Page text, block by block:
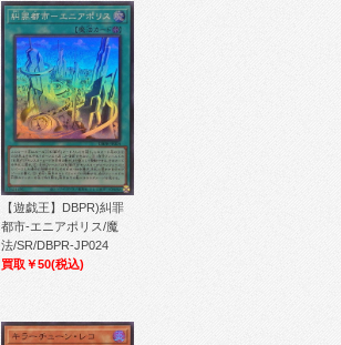
【遊戯王】DBPR)糾罪
都市-エニアポリス/魔
法/SR/DBPR-JP024
買取￥50(税込)